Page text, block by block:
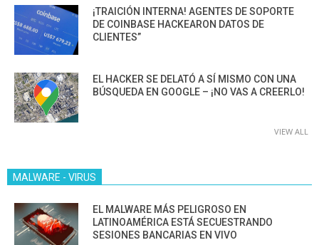
¡TRAICIÓN INTERNA! AGENTES DE SOPORTE
DE COINBASE HACKEARON DATOS DE
CLIENTES”
EL HACKER SE DELATÓ A SÍ MISMO CON UNA
BÚSQUEDA EN GOOGLE – ¡NO VAS A CREERLO!
VIEW ALL
MALWARE - VIRUS
EL MALWARE MÁS PELIGROSO EN
LATINOAMÉRICA ESTÁ SECUESTRANDO
SESIONES BANCARIAS EN VIVO